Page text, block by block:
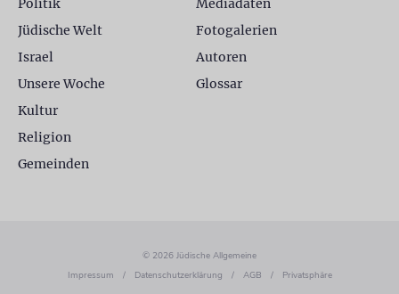
Politik
Jüdische Welt
Israel
Unsere Woche
Kultur
Religion
Gemeinden
Mediadaten
Fotogalerien
Autoren
Glossar
© 2026 Jüdische Allgemeine
Impressum
/ Datenschutzerklärung / AGB / Privatsphäre